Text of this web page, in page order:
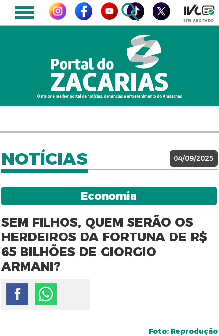
NOTÍCIAS 04/09/2025
Economia
SEM FILHOS, QUEM SERÃO OS
HERDEIROS DA FORTUNA DE R$
65 BILHÕES DE GIORGIO
ARMANI?
Foto: Reprodução